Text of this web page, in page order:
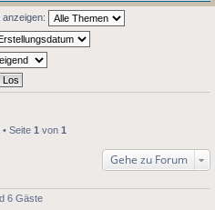
Seite 1 von 1
Gehe zu Forum
6 Gäste